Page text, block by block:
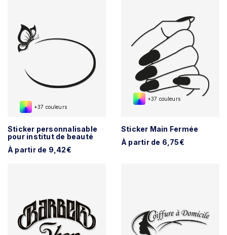
+37 couleurs
Sticker personnalisable
pour institut de beauté
À partir de 9,42€
+37 couleurs
Sticker Main Fermée
À partir de 6,75€